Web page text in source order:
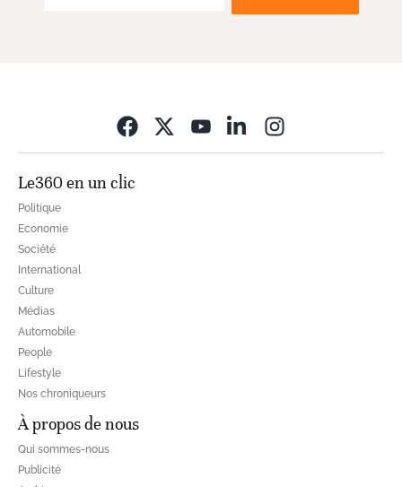
Le360 en un clic
Politique
Economie
Société
International
Culture
Médias
Automobile
People
Lifestyle
Nos chroniqueurs
À propos de nous
Qui sommes-nous
Publicité